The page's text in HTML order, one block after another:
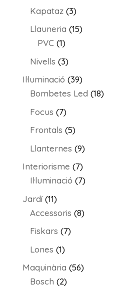
productes
Kapataz 33
productes
Llauneria 1515
PVC 11
producte
Nivells 33
productes
Il·luminació 3939
productes
Bombetes Led 1818
Focus 77
productes
Frontals 55
productes
Llanternes 99
productes
Interiorisme 77
productes
Il·luminació 77
Jardí 1111
productes
Accessoris 88
Fiskars 77
Lones 11
producte
Maquinària 5656
Bosch 22